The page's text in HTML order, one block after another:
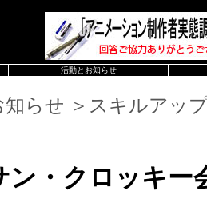
活動とお知らせ
知らせ ＞スキルアッ
ン・クロッキー